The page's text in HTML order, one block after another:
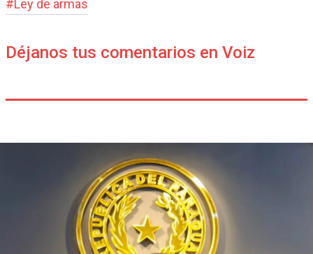
#Ley de armas
Déjanos tus comentarios en Voiz